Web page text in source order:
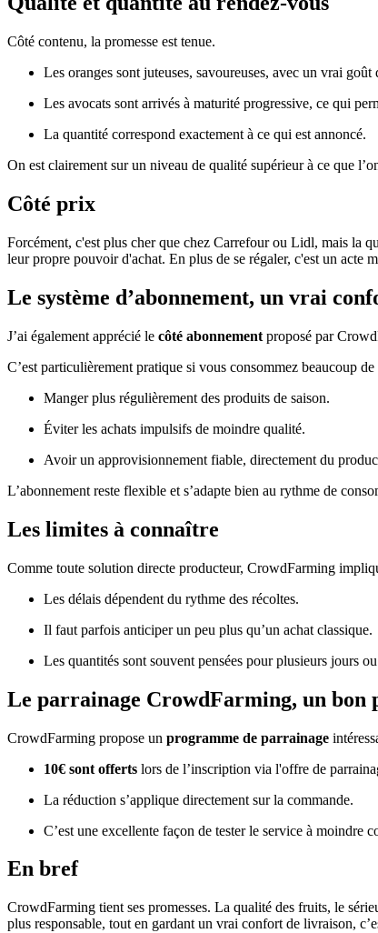
Côté contenu, la promesse est tenue.
Les oranges sont juteuses, savoureuses, avec un vrai goût
Les avocats sont arrivés à maturité progressive, ce qui
La quantité correspond exactement à ce qui est annoncé.
On est clairement sur un niveau de qualité supérieur à ce que
Côté prix
Forcément, c'est plus cher que chez Carrefour ou Lidl, mais la
leur propre pouvoir d'achat. En plus de se régaler, c'est un acte
Le système d’abonnement, un vrai
J’ai également apprécié le côté abonnement proposé par
C’est particulièrement pratique si vous consommez beaucoup
Manger plus régulièrement des produits de saison.
Éviter les achats impulsifs de moindre qualité.
Avoir un approvisionnement fiable, directement du
L’abonnement reste flexible et s’adapte bien au rythme de
Les limites à connaître
Comme toute solution directe producteur, CrowdFarming
Les délais dépendent du rythme des récoltes.
Il faut parfois anticiper un peu plus qu’un achat classique.
Les quantités sont souvent pensées pour plusieurs jours
Le parrainage CrowdFarming, un bon
CrowdFarming propose un programme de parrainage
10€ sont offerts lors de l’inscription via l'offre de
La réduction s’applique directement sur la commande.
C’est une excellente façon de tester le service à moindre
En bref
CrowdFarming tient ses promesses. La qualité des fruits, le
plus responsable, tout en gardant un vrai confort de livraison,